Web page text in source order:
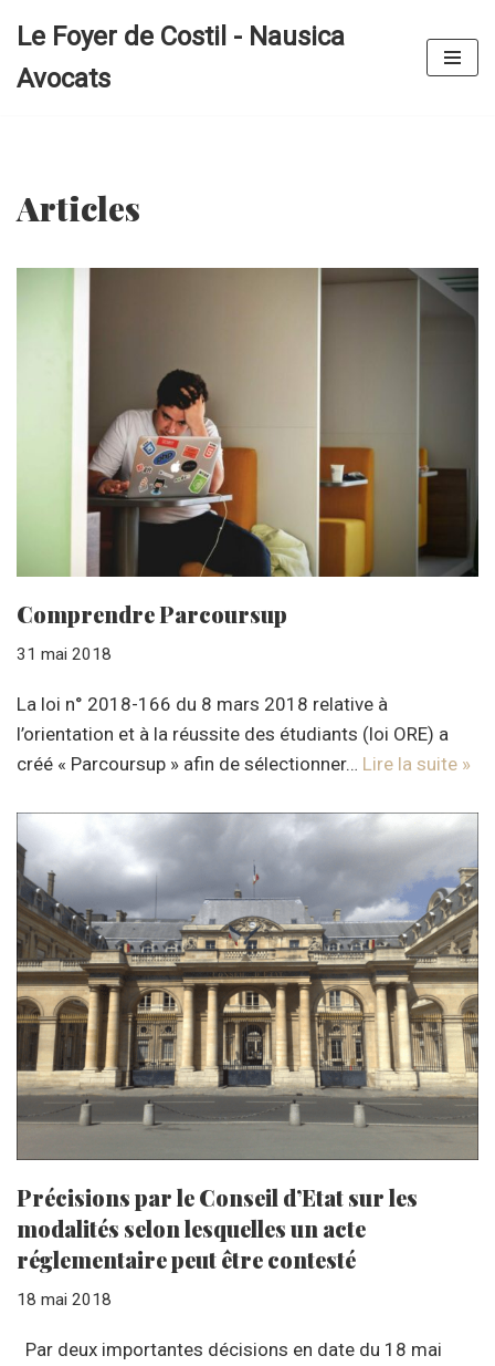
au
Le Foyer de Costil - Nausica
Avocats
Articles
Comprendre Parcoursup
31 mai 2018
La loi n° 2018-166 du 8 mars 2018 relative à
l’orientation et à la réussite des étudiants (loi ORE) a
créé « Parcoursup » afin de sélectionner… Lire la suite »
Précisions par le Conseil d’Etat sur les
modalités selon lesquelles un acte
réglementaire peut être contesté
18 mai 2018
Par deux importantes décisions en date du 18 mai